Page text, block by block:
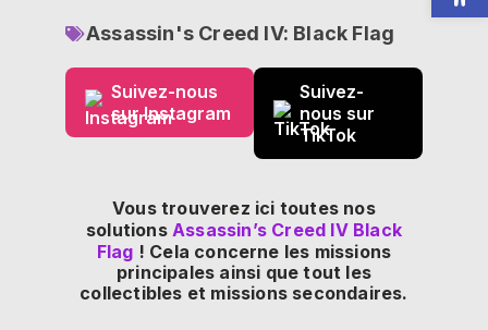
Assassin's Creed IV: Black Flag
Suivez-nous
sur Instagram
Suivez-
nous sur
TikTok
Vous trouverez ici toutes nos
solutions Assassin’s Creed IV Black
Flag ! Cela concerne les missions
principales ainsi que tout les
collectibles et missions secondaires.